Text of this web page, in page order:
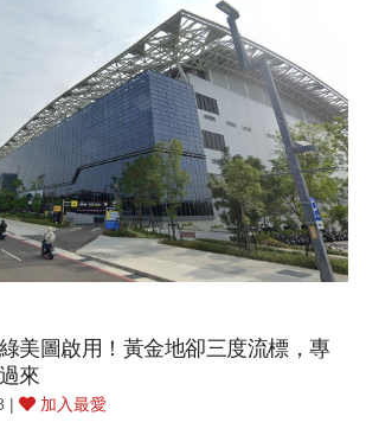
美圖啟用！黃金地卻三度流標，專
來
| 加入最愛